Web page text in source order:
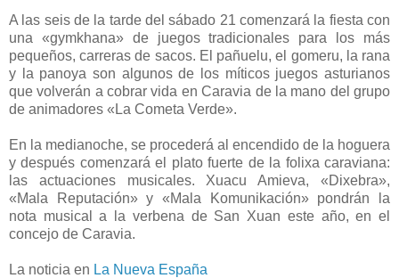
A las seis de la tarde del sábado 21 comenzará la fiesta con
una «gymkhana» de juegos tradicionales para los más
pequeños, carreras de sacos. El pañuelu, el gomeru, la rana
y la panoya son algunos de los míticos juegos asturianos
que volverán a cobrar vida en Caravia de la mano del grupo
de animadores «La Cometa Verde».
En la medianoche, se procederá al encendido de la hoguera
y después comenzará el plato fuerte de la folixa caraviana:
las actuaciones musicales. Xuacu Amieva, «Dixebra»,
«Mala Reputación» y «Mala Komunikación» pondrán la
nota musical a la verbena de San Xuan este año, en el
concejo de Caravia.
La noticia en La Nueva España